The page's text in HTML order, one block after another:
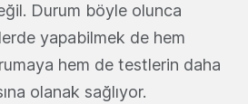
Durum böyle olunca
yapabilmek de hem
hem de testlerin daha
olanak sağlıyor.